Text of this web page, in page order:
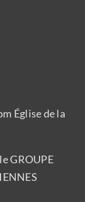
Église de la
GROUPE